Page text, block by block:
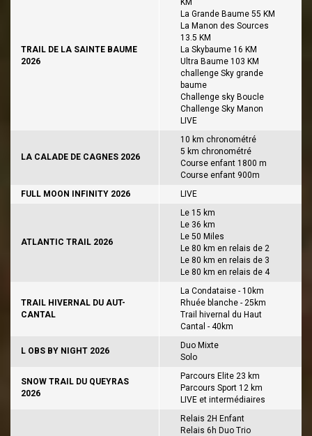
TRAIL DE LA SAINTE BAUME
2026
KM
La Grande Baume 55 KM
La Manon des Sources
13.5 KM
La Skybaume 16 KM
Ultra Baume 103 KM
challenge Sky grande
baume
Challenge sky Boucle
Challenge Sky Manon
LIVE
LA CALADE DE CAGNES 2026
10 km chronométré
5 km chronométré
Course enfant 1800 m
Course enfant 900m
FULL MOON INFINITY 2026
LIVE
ATLANTIC TRAIL 2026
Le 15 km
Le 36 km
Le 50 Miles
Le 80 km en relais de 2
Le 80 km en relais de 3
Le 80 km en relais de 4
TRAIL HIVERNAL DU AUT-
CANTAL
La Condataise - 10km
Rhuée blanche - 25km
Trail hivernal du Haut
Cantal - 40km
L OBS BY NIGHT 2026
Duo Mixte
Solo
SNOW TRAIL DU QUEYRAS
2026
Parcours Elite 23 km
Parcours Sport 12 km
LIVE et intermédiaires
Relais 2H Enfant
Relais 6h Duo Trio